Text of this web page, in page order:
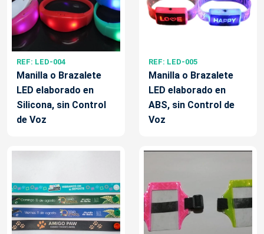
REF: LED-004
Manilla o Brazalete
LED elaborado en
Silicona, sin Control
de Voz
REF: LED-005
Manilla o Brazalete
LED elaborado en
ABS, sin Control de
Voz